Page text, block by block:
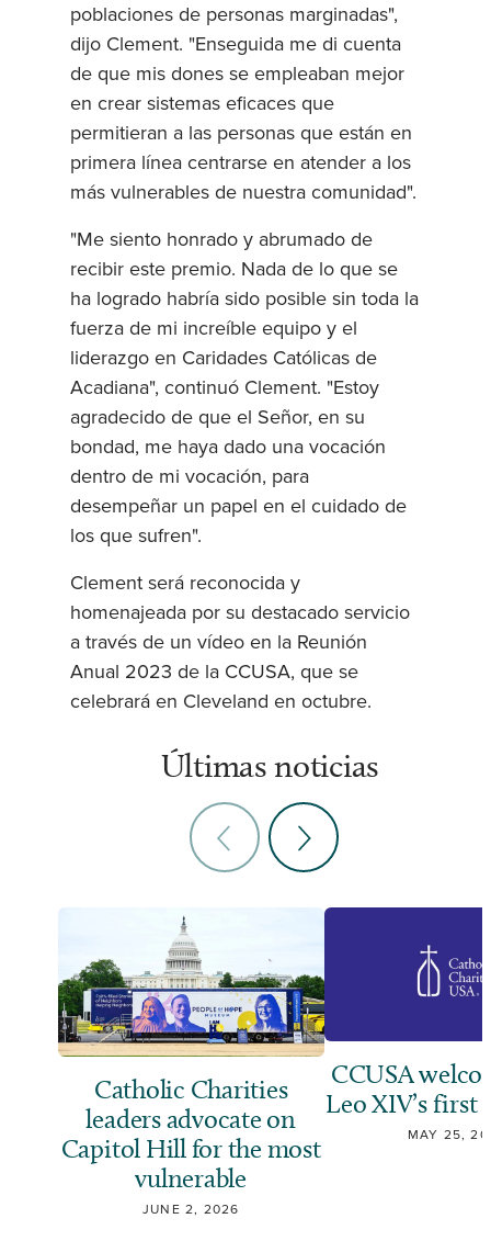
poblaciones de personas marginadas",
dijo Clement. "Enseguida me di cuenta
de que mis dones se empleaban mejor
en crear sistemas eficaces que
permitieran a las personas que están en
primera línea centrarse en atender a los
más vulnerables de nuestra comunidad".
"Me siento honrado y abrumado de
recibir este premio. Nada de lo que se
ha logrado habría sido posible sin toda la
fuerza de mi increíble equipo y el
liderazgo en Caridades Católicas de
Acadiana", continuó Clement. "Estoy
agradecido de que el Señor, en su
bondad, me haya dado una vocación
dentro de mi vocación, para
desempeñar un papel en el cuidado de
los que sufren".
Clement será reconocida y
homenajeada por su destacado servicio
a través de un vídeo en la Reunión
Anual 2023 de la CCUSA, que se
celebrará en Cleveland en octubre.
Últimas noticias
Catholic Charities
leaders advocate on
Capitol Hill for the most
vulnerable
JUNE 2, 2026
CCUSA
Leo XIV’s first
MAY 25,